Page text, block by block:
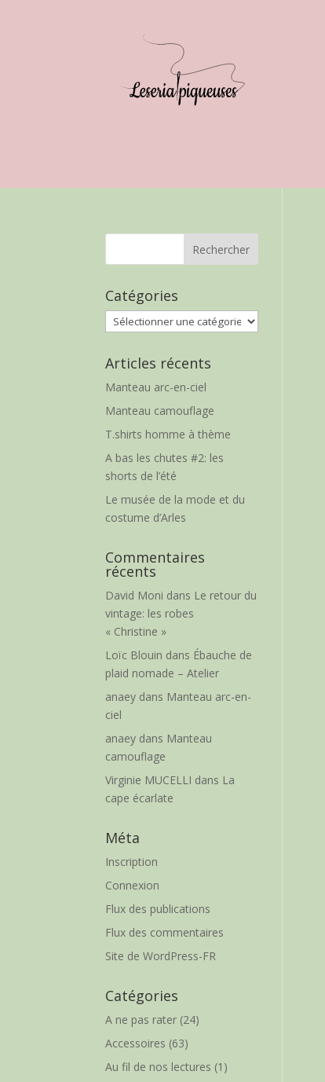
Catégories
Catégories
Articles récents
Manteau arc-en-ciel
Manteau camouflage
T.shirts homme à thème
A bas les chutes #2: les
shorts de l’été
Le musée de la mode et du
costume d’Arles
Commentaires
récents
David Moni dans Le retour du
vintage: les robes
« Christine »
Loïc Blouin dans Ébauche de
plaid nomade – Atelier
anaey dans Manteau arc-en-
ciel
anaey dans Manteau
camouflage
Virginie MUCELLI dans La
cape écarlate
Méta
Inscription
Connexion
Flux des publications
Flux des commentaires
Site de WordPress-FR
Catégories
A ne pas rater (24)
Accessoires (63)
Au fil de nos lectures (1)